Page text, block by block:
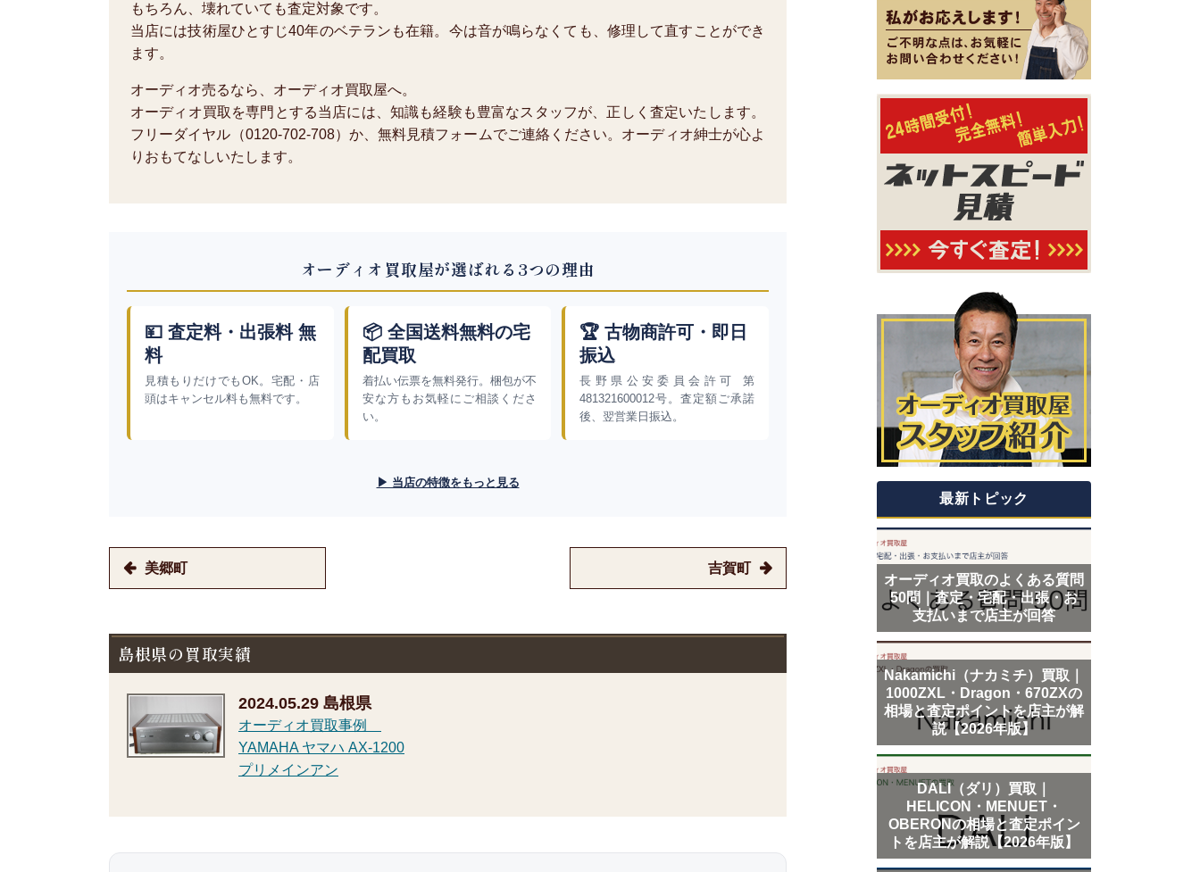
もちろん、壊れていても査定対象です。
当店には技術屋ひとすじ40年のベテランも在籍。今は音が鳴らなくても、修理して直すことができ
ます。
オーディオ売るなら、オーディオ買取屋へ。
オーディオ買取を専門とする当店には、知識も経験も豊富なスタッフが、正しく査定いたします。
フリーダイヤル（0120-702-708）か、無料見積フォームでご連絡ください。オーディオ紳士が心よ
りおもてなしいたします。
オーディオ買取屋が選ばれる3つの理由
💴 査定料・出張料 無
料
見積もりだけでもOK。宅配・店
頭はキャンセル料も無料です。
📦 全国送料無料の宅
配買取
着払い伝票を無料発行。梱包が不
安な方もお気軽にご相談くださ
い。
🏆 古物商許可・即日
振込
長野県公安委員会許可 第
481321600012号。査定額ご承諾
後、翌営業日振込。
▶ 当店の特徴をもっと見る
美郷町 吉賀町
島根県の買取実績
2024.05.29 島根県
オーディオ買取事例
YAMAHA ヤマハ AX-1200
プリメインアン
最新トピック
オーディオ買取のよくある質問
50問｜査定・宅配・出張・お
支払いまで店主が回答
Nakamichi（ナカミチ）買取｜
1000ZXL・Dragon・670ZXの
相場と査定ポイントを店主が解
説【2026年版】
DALI（ダリ）買取｜
HELICON・MENUET・
OBERONの相場と査定ポイン
トを店主が解説【2026年版】